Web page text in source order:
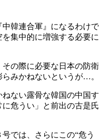
中韓連合軍』になるわけで
集中的に増強する必要に
の際に必要な日本の防衛
みかねないというが…。
ない露骨な韓国の中国す
危うい」と前出の古是氏
では、さらにこの“危う